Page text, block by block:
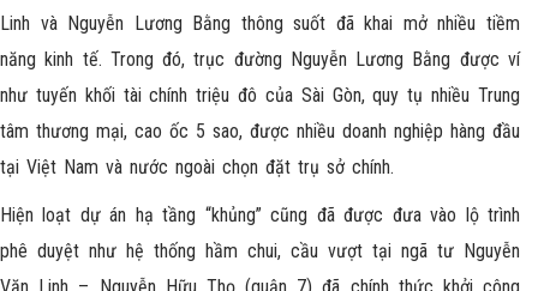
Linh và Nguyễn Lương Bằng thông suốt đã khai mở nhiều tiềm
năng kinh tế. Trong đó, trục đường Nguyễn Lương Bằng được ví
như tuyến khối tài chính triệu đô của Sài Gòn, quy tụ nhiều Trung
tâm thương mại, cao ốc 5 sao, được nhiều doanh nghiệp hàng đầu
tại Việt Nam và nước ngoài chọn đặt trụ sở chính.
Hiện loạt dự án hạ tầng “khủng” cũng đã được đưa vào lộ trình
phê duyệt như hệ thống hầm chui, cầu vượt tại ngã tư Nguyễn